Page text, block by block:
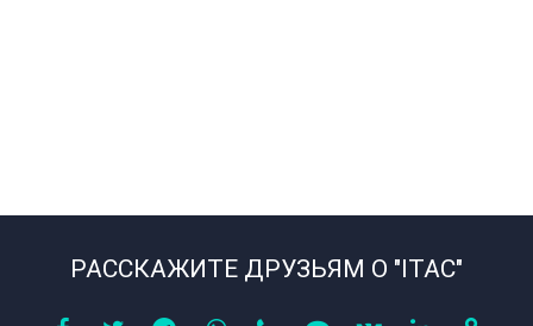
РАССКАЖИТЕ ДРУЗЬЯМ О "ITAC"